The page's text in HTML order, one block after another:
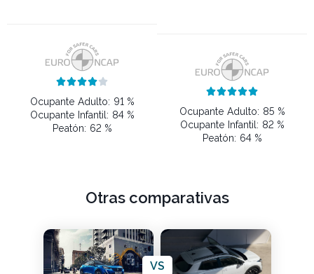

Ocupante Adulto: 91 %
Ocupante Infantil: 84 %
Peatón: 62 %

Ocupante Adulto: 85 %
Ocupante Infantil: 82 %
Peatón: 64 %
Otras comparativas
VS